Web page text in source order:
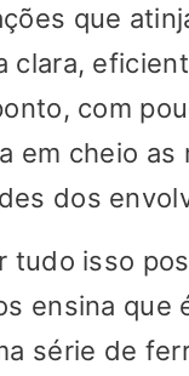
que
clara,
com
em cheio as
dos
tudo isso
ensina que
série de